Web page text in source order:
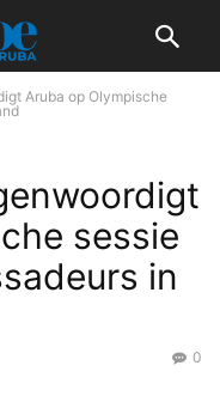
Aruba op Olympische
sessie
in
0